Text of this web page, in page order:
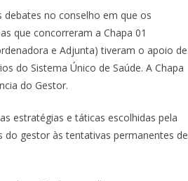
no conselho em que os
que concorreram a Chapa 01
e Adjunta) tiveram o apoio de
do Sistema Único de Saúde. A Chapa
do Gestor.
estratégias e táticas escolhidas pela
gestor às tentativas permanentes de